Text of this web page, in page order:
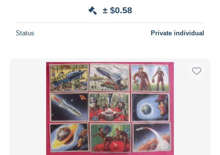
± $0.58
Status Private individual